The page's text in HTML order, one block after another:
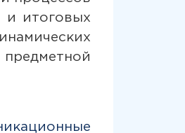
и итоговых
предметной